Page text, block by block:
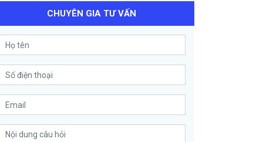
CHUYÊN GIA TƯ VẤN